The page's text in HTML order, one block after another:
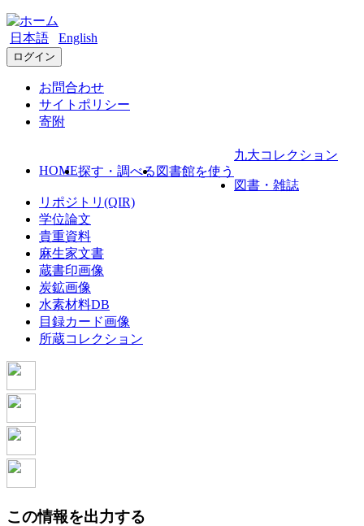
日本語 English
ログイン
お問合わせ
サイトポリシー
寄附
HOME探す・調べる 図書館を使う
九大コレクション
図書・雑誌
リポジトリ(QIR)
学位論文
貴重資料
麻生家文書
蔵書印画像
炭鉱画像
水素材料DB
目録カード画像
所蔵コレクション
この情報を出力する